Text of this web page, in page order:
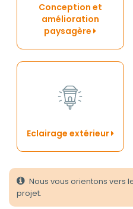
Conception et
amélioration
paysagère
Eclairage extérieur
Nous vous orientons vers
projet.